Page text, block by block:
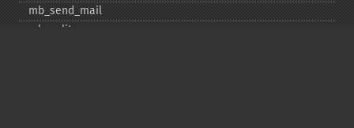
mb_​send_​mail
mb_​split